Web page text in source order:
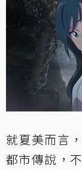
就夏美而言
都市傳說，